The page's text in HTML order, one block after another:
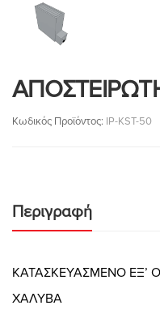
Κωδικός Προϊόντος: IP-KST-50
Περιγραφή
ΚΑΤΑΣΚΕΥΑΣΜΕΝΟ ΕΞ’
ΧΑΛΥΒΑ